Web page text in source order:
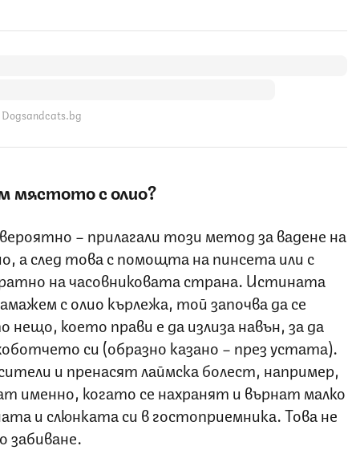
Dogsandcats.bg
мястото с олио?
– прилагали този метод за вадене на
а след това с помощта на пинсета или с
на часовниковата страна. Истината
с олио кърлежа, той започва да се
нещо, което прави е да излиза навън, за да
си (образно казано – през устата).
и пренасят лаймска болест, например,
именно, когато се нахранят и върнат малко
и слюнката си в гостоприемника. Това не
забиване.